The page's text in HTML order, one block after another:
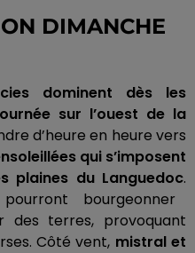
DIMANCHE
dominent dès les
sur l’ouest de la
d’heure en heure vers
qui s’imposent
plaines du Languedoc.
bourgeonner
des terres, provoquant
Côté vent, mistralet